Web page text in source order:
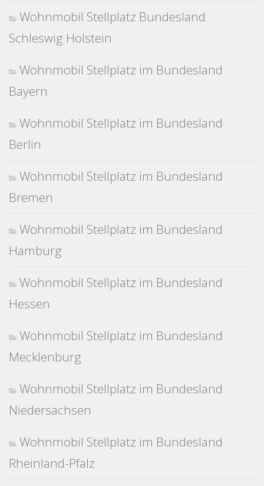
Wohnmobil Stellplatz Bundesland
Schleswig Holstein
Wohnmobil Stellplatz im Bundesland
Bayern
Wohnmobil Stellplatz im Bundesland
Berlin
Wohnmobil Stellplatz im Bundesland
Bremen
Wohnmobil Stellplatz im Bundesland
Hamburg
Wohnmobil Stellplatz im Bundesland
Hessen
Wohnmobil Stellplatz im Bundesland
Mecklenburg
Wohnmobil Stellplatz im Bundesland
Niedersachsen
Wohnmobil Stellplatz im Bundesland
Rheinland-Pfalz